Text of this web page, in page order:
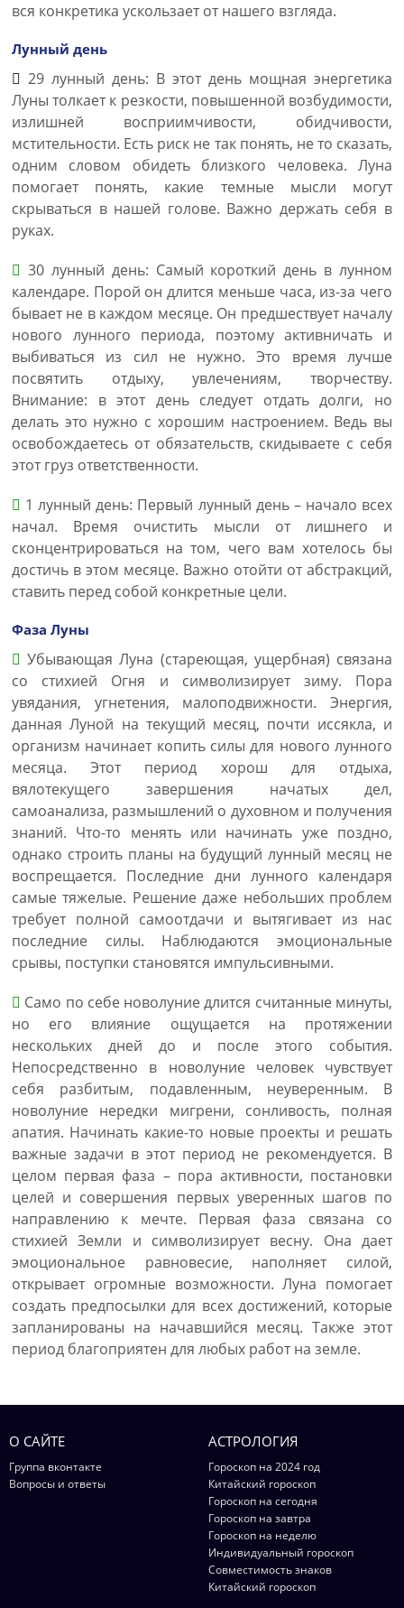
вся конкретика ускользает от нашего взгляда.
Лунный день
29 лунный день: В этот день мощная энергетика
Луны толкает к резкости, повышенной возбудимости,
излишней восприимчивости, обидчивости,
мстительности. Есть риск не так понять, не то сказать,
одним словом обидеть близкого человека. Луна
помогает понять, какие темные мысли могут
скрываться в нашей голове. Важно держать себя в
руках.
30 лунный день: Самый короткий день в лунном
календаре. Порой он длится меньше часа, из-за чего
бывает не в каждом месяце. Он предшествует началу
нового лунного периода, поэтому активничать и
выбиваться из сил не нужно. Это время лучше
посвятить отдыху, увлечениям, творчеству.
Внимание: в этот день следует отдать долги, но
делать это нужно с хорошим настроением. Ведь вы
освобождаетесь от обязательств, скидываете с себя
этот груз ответственности.
1 лунный день: Первый лунный день – начало всех
начал. Время очистить мысли от лишнего и
сконцентрироваться на том, чего вам хотелось бы
достичь в этом месяце. Важно отойти от абстракций,
ставить перед собой конкретные цели.
Фаза Луны
Убывающая Луна (стареющая, ущербная) связана
со стихией Огня и символизирует зиму. Пора
увядания, угнетения, малоподвижности. Энергия,
данная Луной на текущий месяц, почти иссякла, и
организм начинает копить силы для нового лунного
месяца. Этот период хорош для отдыха,
вялотекущего завершения начатых дел,
самоанализа, размышлений о духовном и получения
знаний. Что-то менять или начинать уже поздно,
однако строить планы на будущий лунный месяц не
воспрещается. Последние дни лунного календаря
самые тяжелые. Решение даже небольших проблем
требует полной самоотдачи и вытягивает из нас
последние силы. Наблюдаются эмоциональные
срывы, поступки становятся импульсивными.
Само по себе новолуние длится считанные минуты,
но его влияние ощущается на протяжении
нескольких дней до и после этого события.
Непосредственно в новолуние человек чувствует
себя разбитым, подавленным, неуверенным. В
новолуние нередки мигрени, сонливость, полная
апатия. Начинать какие-то новые проекты и решать
важные задачи в этот период не рекомендуется. В
целом первая фаза – пора активности, постановки
целей и совершения первых уверенных шагов по
направлению к мечте. Первая фаза связана со
стихией Земли и символизирует весну. Она дает
эмоциональное равновесие, наполняет силой,
открывает огромные возможности. Луна помогает
создать предпосылки для всех достижений, которые
запланированы на начавшийся месяц. Также этот
период благоприятен для любых работ на земле.
О САЙТЕ
Группа вконтакте
Вопросы и ответы
АСТРОЛОГИЯ
Гороскоп на 2024 год
Китайский гороскоп
Гороскоп на сегодня
Гороскоп на завтра
Гороскоп на неделю
Индивидуальный гороскоп
Совместимость знаков
Китайский гороскоп